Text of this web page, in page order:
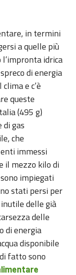
in termini
a quelle più
idrica
di energia
e c’è
queste
(495 g)
gas
che
immessi
il mezzo kilo di
impiegati
stati persi per
delle già
delle
di energia
disponibile
fatto sono